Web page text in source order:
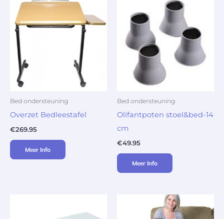
Bed ondersteuning
Overzet Bedleestafel
€269.95
Meer Info
Bed ondersteuning
Olifantpoten stoel&bed-14
cm
€49.95
Meer Info